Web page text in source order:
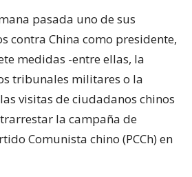
pasada uno de sus
contra China como presidente,
medidas -entre ellas, la
tribunales militares o la
visitas de ciudadanos chinos
la campaña de
Comunista chino (PCCh) en